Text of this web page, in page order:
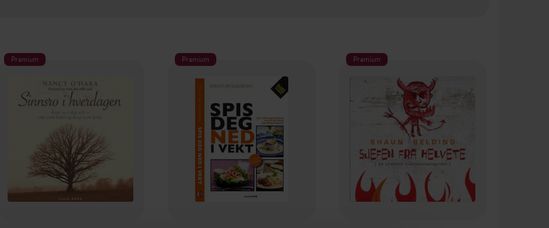
Premium Premium Premium